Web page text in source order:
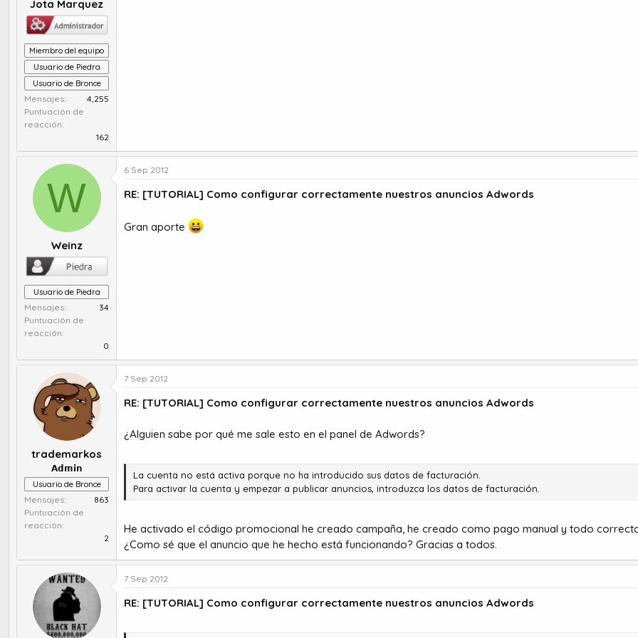
Jota Marquez
Miembro del equipo
Usuario de Piedra
Usuario de Bronce
Mensajes
4,255
Puntuación de
reacción
162
W
Weinz
Usuario de Piedra
Mensajes
34
Puntuación de
reacción
0
6 Sep 2012
RE: [TUTORIAL] Como configurar correctamente nuestros anuncios Adwords
Gran aporte
trademarkos
𝗔𝗱𝗺𝗶𝗻
Usuario de Bronce
Mensajes
863
Puntuación de
reacción
2
7 Sep 2012
RE: [TUTORIAL] Como configurar correctamente nuestros anuncios Adwords
¿Alguien sabe por qué me sale esto en el panel de Adwords?
La cuenta no está activa porque no ha introducido sus datos de facturación.
Para activar la cuenta y empezar a publicar anuncios, introduzca los datos de facturación.
He activado el código promocional he creado campaña, he creado como pago manual y todo
¿Como sé que el anuncio que he hecho está funcionando? Gracias a todos.
7 Sep 2012
RE: [TUTORIAL] Como configurar correctamente nuestros anuncios Adwords